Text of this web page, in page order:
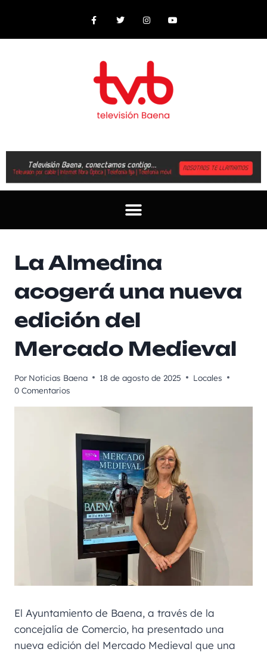
La Almedina
acogerá una nueva
edición del
Mercado Medieval
Por Noticias Baena 18 de agosto de 2025
Locales
0 Comentarios
El Ayuntamiento de Baena, a través de la
concejalía de Comercio, ha presentado una
nueva edición del Mercado Medieval que una